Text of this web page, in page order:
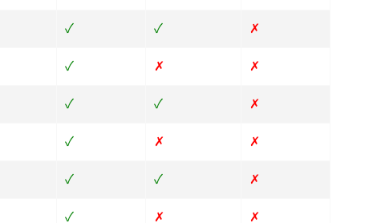
✓ ✓
✗
✓ ✗
✗
✓ ✓
✗
✓ ✗
✗
✓ ✓
✗
✓ ✗ ✗